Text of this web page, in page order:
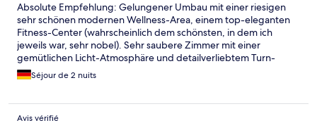
Absolute Empfehlung: Gelungener Umbau mit einer riesigen
sehr schönen modernen Wellness-Area, einem top-eleganten
Fitness-Center (wahrscheinlich dem schönsten, in dem ich
jeweils war, sehr nobel). Sehr saubere Zimmer mit einer
gemütlichen Licht-Atmosphäre und detailverliebtem Turn-
Down Service. Ein weiteres grosses Plus: Das Essen auf
höchstem Niveau - angefangen bei der exzellenten
einem Rezept gefragt habe). Das Abendessen war ein
Séjour de 2 nuits
Avis vérifié